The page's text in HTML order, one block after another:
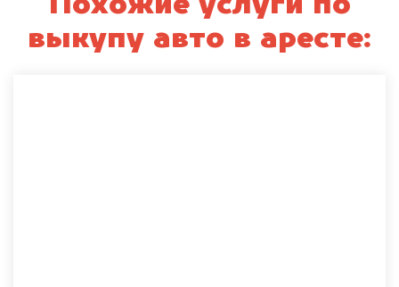
Похожие услуги по
выкупу авто в аресте: